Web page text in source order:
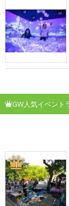
GW人気イベント
1